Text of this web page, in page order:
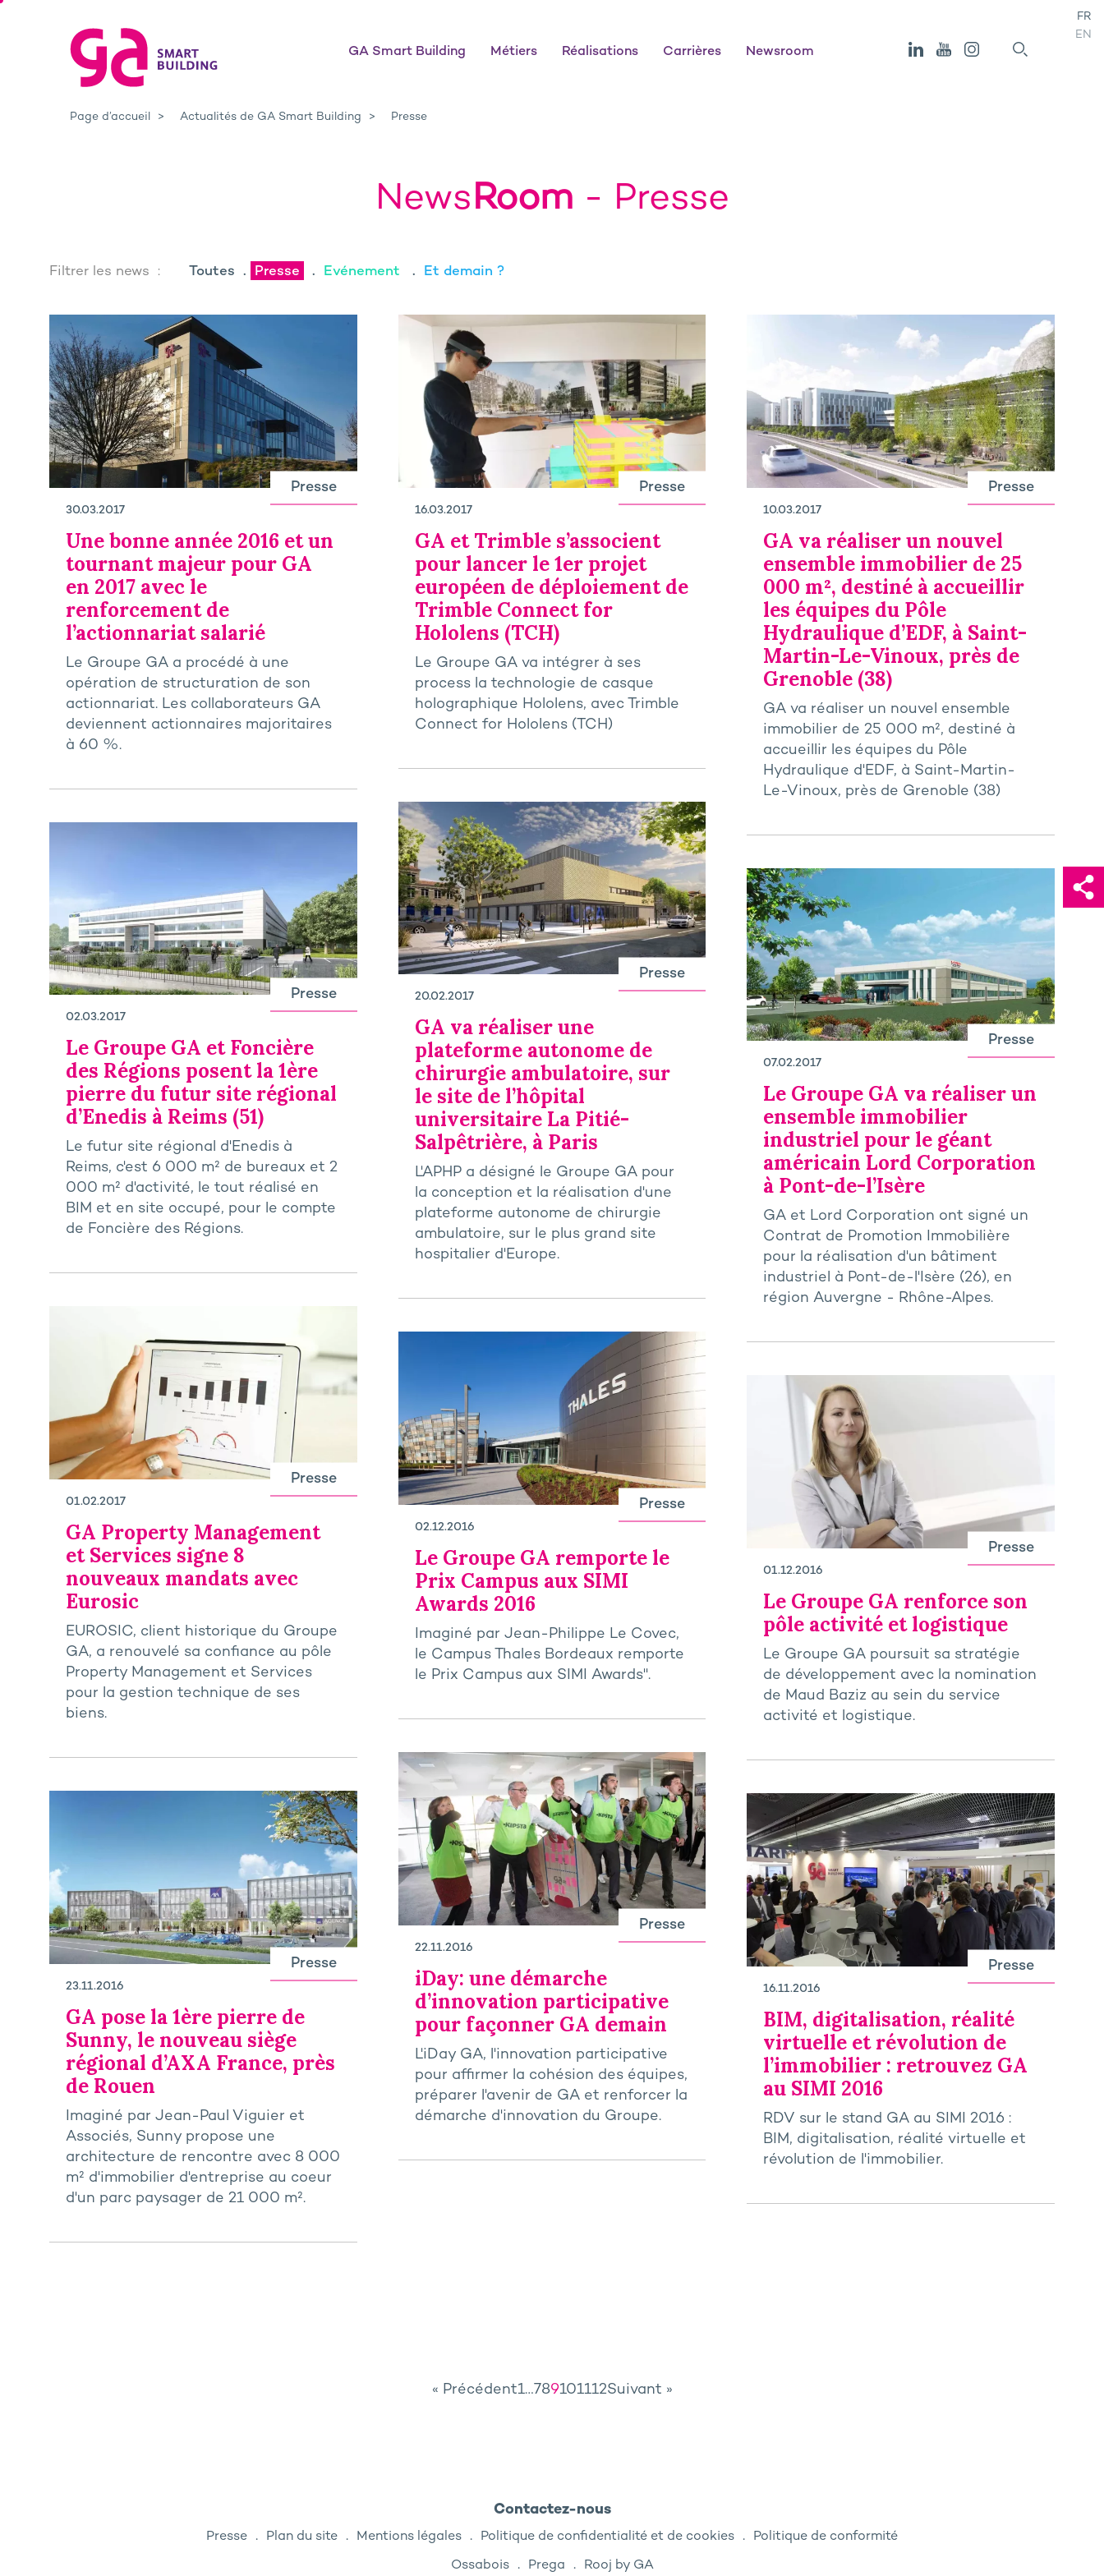
GA Smart Building Métiers Réalisations Carrières Newsroom
FR
EN
Page d’accueil Actualités de GA Smart Building Presse
NewsRoom - Presse
Filtrer les news : Toutes Presse Evénement Et demain ?
Presse
30.03.2017
Une bonne année 2016 et un
tournant majeur pour GA
en 2017 avec le
renforcement de
l’actionnariat salarié
Le Groupe GA a procédé à une
opération de structuration de son
actionnariat. Les collaborateurs GA
deviennent actionnaires majoritaires
à 60 %.
Presse
16.03.2017
GA et Trimble s’associent
pour lancer le 1er projet
européen de déploiement de
Trimble Connect for
Hololens (TCH)
Le Groupe GA va intégrer à ses
process la technologie de casque
holographique Hololens, avec Trimble
Connect for Hololens (TCH)
Presse
10.03.2017
GA va réaliser un nouvel
ensemble immobilier de 25
000 m², destiné à accueillir
les équipes du Pôle
Hydraulique d’EDF, à Saint-
Martin-Le-Vinoux, près de
Grenoble (38)
GA va réaliser un nouvel ensemble
immobilier de 25 000 m², destiné à
accueillir les équipes du Pôle
Hydraulique d'EDF, à Saint-Martin-
Le-Vinoux, près de Grenoble (38)
Presse
02.03.2017
Le Groupe GA et Foncière
des Régions posent la 1ère
pierre du futur site régional
d’Enedis à Reims (51)
Le futur site régional d'Enedis à
Reims, c'est 6 000 m² de bureaux et 2
000 m² d'activité, le tout réalisé en
BIM et en site occupé, pour le compte
de Foncière des Régions.
Presse
20.02.2017
GA va réaliser une
plateforme autonome de
chirurgie ambulatoire, sur
le site de l’hôpital
universitaire La Pitié-
Salpêtrière, à Paris
L'APHP a désigné le Groupe GA pour
la conception et la réalisation d'une
plateforme autonome de chirurgie
ambulatoire, sur le plus grand site
hospitalier d'Europe.
Presse
07.02.2017
Le Groupe GA va réaliser un
ensemble immobilier
industriel pour le géant
américain Lord Corporation
à Pont-de-l’Isère
GA et Lord Corporation ont signé un
Contrat de Promotion Immobilière
pour la réalisation d'un bâtiment
industriel à Pont-de-l'Isère (26), en
région Auvergne - Rhône-Alpes.
Presse
01.02.2017
GA Property Management
et Services signe 8
nouveaux mandats avec
Eurosic
EUROSIC, client historique du Groupe
GA, a renouvelé sa confiance au pôle
Property Management et Services
pour la gestion technique de ses
biens.
Presse
02.12.2016
Le Groupe GA remporte le
Prix Campus aux SIMI
Awards 2016
Imaginé par Jean-Philippe Le Covec,
le Campus Thales Bordeaux remporte
le Prix Campus aux SIMI Awards".
Presse
01.12.2016
Le Groupe GA renforce son
pôle activité et logistique
Le Groupe GA poursuit sa stratégie
de développement avec la nomination
de Maud Baziz au sein du service
activité et logistique.
Presse
23.11.2016
GA pose la 1ère pierre de
Sunny, le nouveau siège
régional d’AXA France, près
de Rouen
Imaginé par Jean-Paul Viguier et
Associés, Sunny propose une
architecture de rencontre avec 8 000
m² d'immobilier d'entreprise au coeur
d'un parc paysager de 21 000 m².
Presse
22.11.2016
iDay: une démarche
d’innovation participative
pour façonner GA demain
L'iDay GA, l'innovation participative
pour affirmer la cohésion des équipes,
préparer l'avenir de GA et renforcer la
démarche d'innovation du Groupe.
Presse
16.11.2016
BIM, digitalisation, réalité
virtuelle et révolution de
l’immobilier : retrouvez GA
au SIMI 2016
RDV sur le stand GA au SIMI 2016 :
BIM, digitalisation, réalité virtuelle et
révolution de l'immobilier.
« Précédent1…789101112Suivant »
Contactez-nous
Presse Plan du site Mentions légales Politique de confidentialité et de cookies Politique de conformité
Ossabois Prega Rooj by GA